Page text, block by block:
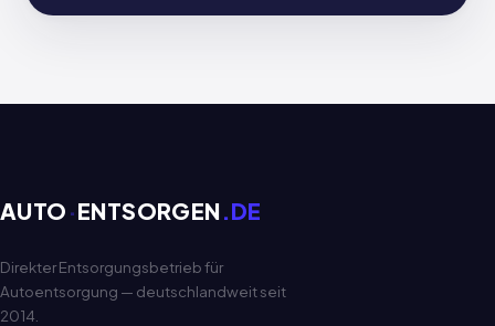
AUTO ·ENTSORGEN .DE
Direkter Entsorgungsbetrieb für
Autoentsorgung — deutschlandweit seit
2014.